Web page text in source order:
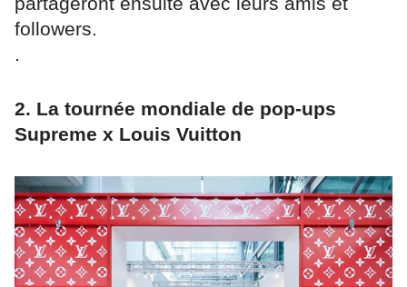
followers.
.
2. La tournée mondiale de pop-ups
Supreme x Louis Vuitton